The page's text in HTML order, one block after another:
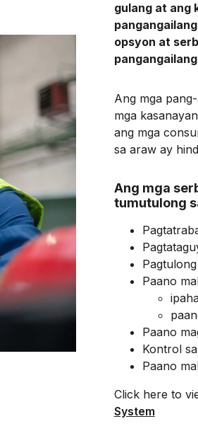
gulang at ang
opsyon at
Ang mga
mga
ang mga
sa araw ay
Section
Ang mga
tumutulong
Paano
Paano
Kontrol
Paano
Click here to
System